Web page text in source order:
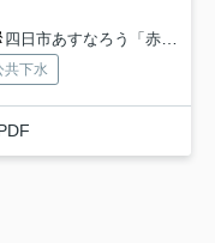
四日市あすなろう「赤堀」駅 徒歩8分
共下水